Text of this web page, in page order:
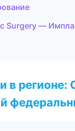
Surgery —
в регионе: